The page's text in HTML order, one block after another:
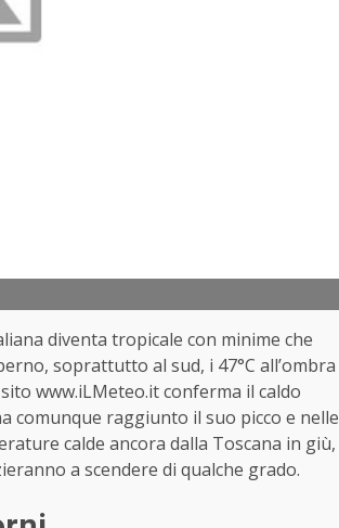
diventa tropicale con minime che
soprattutto al sud, i 47°C all’ombra
www.iLMeteo.it conferma il caldo
comunque raggiunto il suo picco e nelle
calde ancora dalla Toscana in giù,
a scendere di qualche grado.